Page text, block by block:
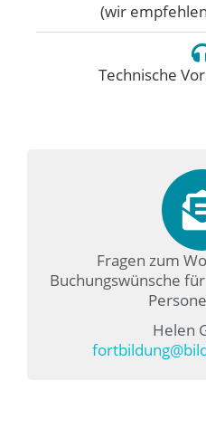
(wir
Technische
Fragen zum
Buchungswünsche
Helen